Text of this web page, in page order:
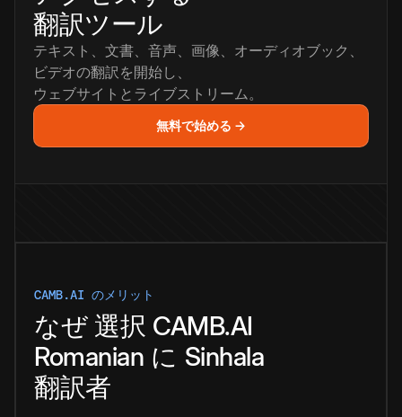
翻訳ツール
テキスト、文書、音声、画像、オーディオブック、
ビデオの翻訳を開始し、
ウェブサイトとライブストリーム。
無料で始める →
CAMB.AI のメリット
なぜ 選択 CAMB.AI
Romanian に Sinhala
翻訳者